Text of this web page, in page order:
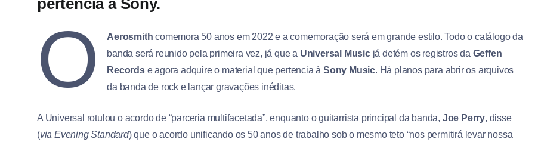
O Aerosmithcomemora 50 anos em 2022 e a comemoração será em grande estilo. Todo o catálogo da
banda será reunido pela primeira vez, já que a Universal Musicjá detém os registros da Geffen
Recordse agora adquire o material que pertencia àSony Music. Há planos para abrir os arquivos
da banda de rock e lançar gravações inéditas.
A Universal rotulou o acordo de “parceria multifacetada”, enquanto o guitarrista principal da banda, Joe Perry, disse
(via Evening Standard) que o acordo unificando os 50 anos de trabalho sob o mesmo teto “nos permitirá levar nossa